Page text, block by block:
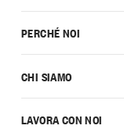
PERCHÉ NOI
CHI SIAMO
LAVORA CON NOI